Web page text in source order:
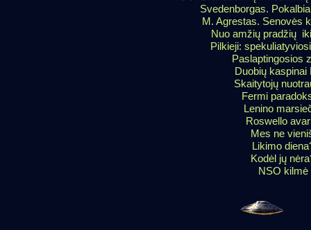
Svedenborgas.
M. Agrestas. Senovės
Nuo amžių pradžių
Pilkieji:
Paslaptingosios
Duobių kaspinai
Skaitytojų
Fermi
Lenino
Roswello
Mes ne
Likimo
Kodėl jų
NSO kilmė